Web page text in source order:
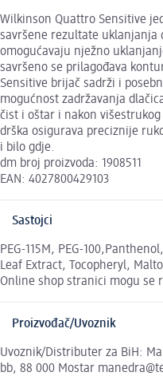
Wilkinson Quattro Sensitive
savršene rezultate uklanjanja
omogućavaju nježno
savršeno se prilagođava
Sensitive brijač sadrži i
mogućnost zadržavanja
čist i oštar i nakon
drška osigurava preciznije
i bilo gdje.
dm broj proizvoda: 1908511
EAN: 4027800429103
Sastojci
PEG-115M, PEG-
Leaf Extract, Tocopheryl,
Online shop stranici mogu se
Proizvođač/Uvoznik
Uvoznik/Distributer za BiH:
bb, 88 000 Mostar